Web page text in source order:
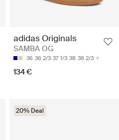
adidas Originals
SAMBA OG
36 36 2/3 37 1/3 38 38 2/3
134 €
20% Deal